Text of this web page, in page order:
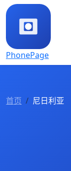
PhonePage
首页 尼日利亚